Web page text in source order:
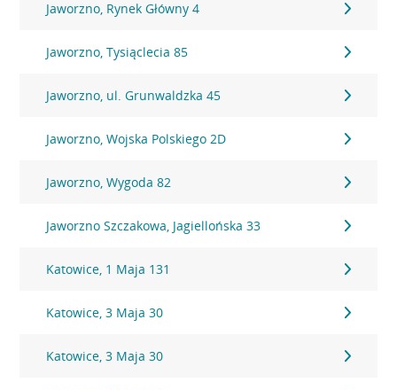
Jaworzno, Rynek Główny 4
Jaworzno, Tysiąclecia 85
Jaworzno, ul. Grunwaldzka 45
Jaworzno, Wojska Polskiego 2D
Jaworzno, Wygoda 82
Jaworzno Szczakowa, Jagiellońska 33
Katowice, 1 Maja 131
Katowice, 3 Maja 30
Katowice, 3 Maja 30